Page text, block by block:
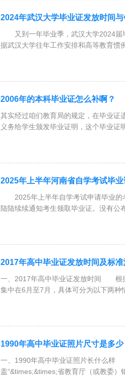
2024年武汉大学毕业证发放时间
又到一年毕业季，武汉大学2024届
据武汉大学往年工作安排和高等教育惯
2006年的本科毕业证怎么补啊？
其实经过咱们教育局的规定，在毕业证
义务给学生颁发毕业证明，这个毕业证
​​2025年上半年河南省自学考试毕
2025年上半年自学考试申请毕业的
陆陆续续通知考生领取毕业证。没
2017年高中毕业证发放时间及标
一、2017年高中毕业证发放时间 根
集中在​​6月至7月​​，具体可分为以下两
1990年高中毕业证照片尺寸是多少
一、1990年高中毕业证照片长什么样
盖“&times;&times;省教育厅（或教委